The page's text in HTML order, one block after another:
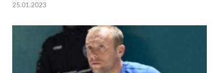
25.01.2023